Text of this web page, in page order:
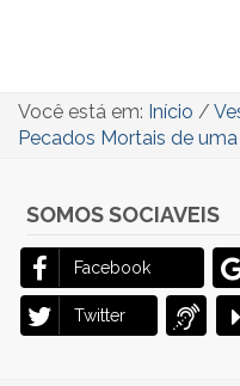
Você está em: Início /
Pecados Mortais de
SOMOS SOCIAVEIS
Facebook
Twitter